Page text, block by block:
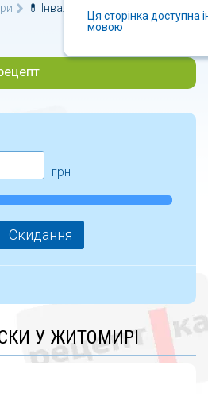
Ця сторінка доступна
мовою
💊 Інвалідні коляски у Житомирі
грн
Скидання
У ЖИТОМИРІ